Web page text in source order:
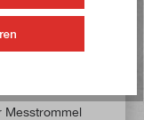
des
Messtrommel